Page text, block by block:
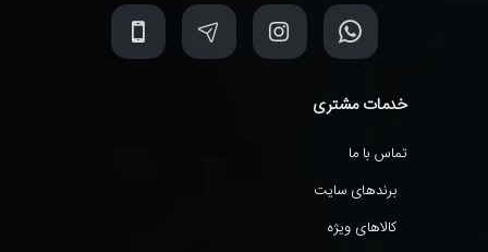
خدمات مشتری
تماس با ما
برندهای سایت
کالاهای ویژه